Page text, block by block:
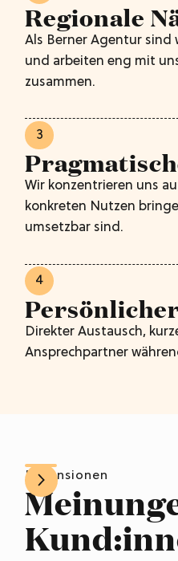
Regionale
Als Berner Agentur sind
und arbeiten eng mit
zusammen.
3
Wir konzentrieren uns
konkreten Nutzen
umsetzbar sind.
4
Direkter Austausch,
Ansprechpartner
Rezensionen